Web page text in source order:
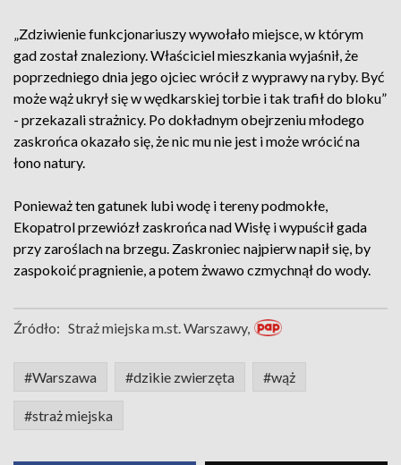
„Zdziwienie funkcjonariuszy wywołało miejsce, w którym
gad został znaleziony. Właściciel mieszkania wyjaśnił, że
poprzedniego dnia jego ojciec wrócił z wyprawy na ryby. Być
może wąż ukrył się w wędkarskiej torbie i tak trafił do bloku”
- przekazali strażnicy. Po dokładnym obejrzeniu młodego
zaskrońca okazało się, że nic mu nie jest i może wrócić na
łono natury.
Ponieważ ten gatunek lubi wodę i tereny podmokłe,
Ekopatrol przewiózł zaskrońca nad Wisłę i wypuścił gada
przy zaroślach na brzegu. Zaskroniec najpierw napił się, by
zaspokoić pragnienie, a potem żwawo czmychnął do wody.
Źródło: Straż miejska m.st. Warszawy,
#Warszawa #dzikie zwierzęta #wąż
#straż miejska